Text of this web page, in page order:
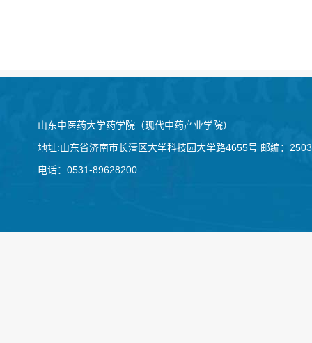
山东中医药大学药学院（现代中药产业学院）
地址:山东省济南市长清区大学科技园大学路4655号 邮编：
电话：0531-89628200